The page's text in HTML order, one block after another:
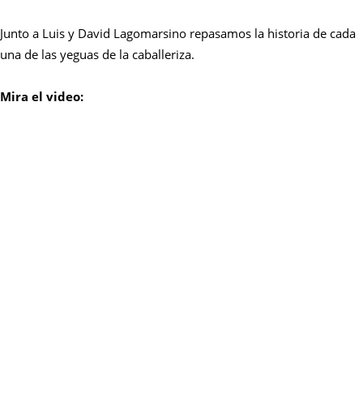
Junto a Luis y David Lagomarsino repasamos la historia de cada
una de las yeguas de la caballeriza.
Mira el video: